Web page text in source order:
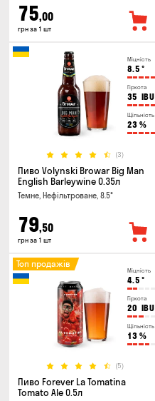
75,00
грн за 1 шт
Міцність
8.5 °
Гіркота
35 IBU
Щільність
23 %
(3)
Пиво Volynski Browar Big Man
English Barleywine 0.35л
Темне, Нефільтроване, 8.5°
79,50
грн за 1 шт
Міцність
4.5 °
Гіркота
20 IBU
Щільність
13 %
(5)
Топ продажів
Пиво Forever La Tomatina
Tomato Ale 0.5л